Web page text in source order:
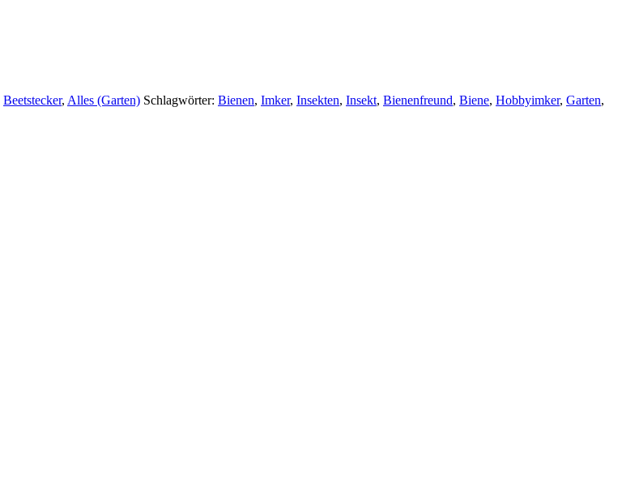
Beetstecker, Alles (Garten) Schlagwörter: Bienen, Imker, Insekten, Insekt, Bienenfreund, Biene, Hobbyimker, Garten,